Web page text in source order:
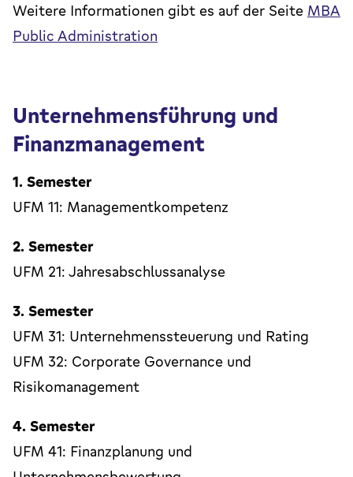
Weitere Informationen gibt es auf der Seite MBA
Public Administration
Unternehmensführung und
Finanzmanagement
1. Semester
UFM 11: Managementkompetenz
2. Semester
UFM 21: Jahresabschlussanalyse
3. Semester
UFM 31: Unternehmenssteuerung und Rating
UFM 32: Corporate Governance und
Risikomanagement
4. Semester
UFM 41: Finanzplanung und